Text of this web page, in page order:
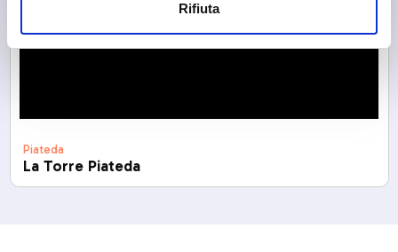
Rifiuta
Piateda
La Torre Piateda